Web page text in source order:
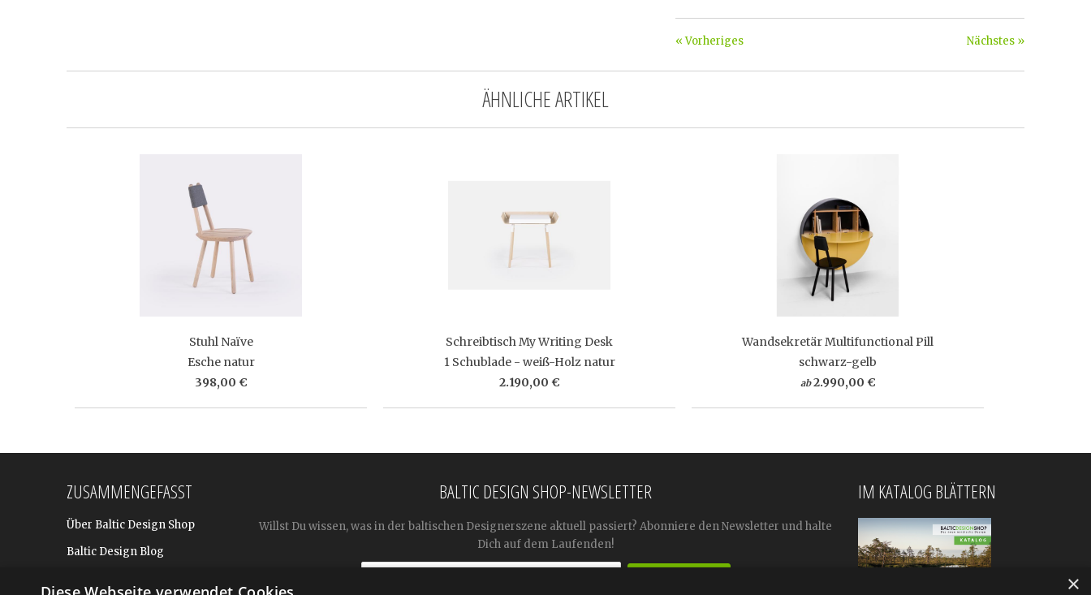
Nächstes »
« Vorheriges
ÄHNLICHE ARTIKEL
Stuhl Naïve
Esche natur
398,00 €
Schreibtisch My Writing Desk
1 Schublade - weiß-Holz natur
2.190,00 €
Wandsekretär Multifunctional Pill
schwarz-gelb
ab 2.990,00 €
ZUSAMMENGEFASST
Über Baltic Design Shop
Baltic Design Blog
BALTIC DESIGN SHOP-NEWSLETTER
Willst Du wissen, was in der baltischen Designerszene aktuell passiert? Abonniere den Newsletter und halte
Dich auf dem Laufenden!
IM KATALOG BLÄTTERN
×